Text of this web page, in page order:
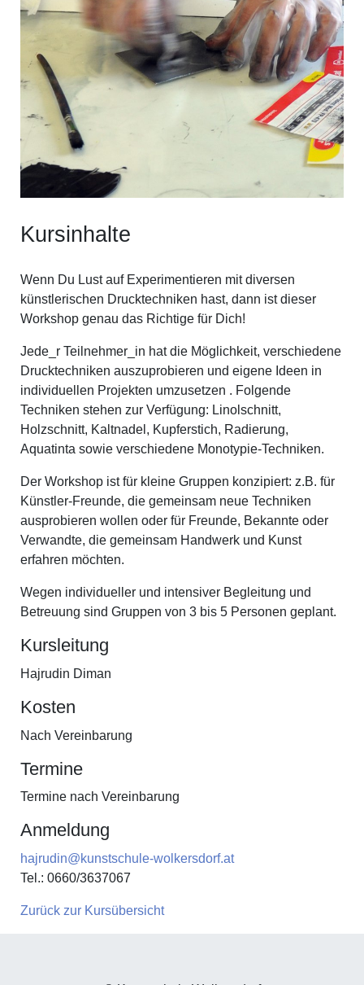
Kursinhalte
Wenn Du Lust auf Experimentieren mit diversen
künstlerischen Drucktechniken hast, dann ist dieser
Workshop genau das Richtige für Dich!
Jede_r Teilnehmer_in hat die Möglichkeit, verschiedene
Drucktechniken auszuprobieren und eigene Ideen in
individuellen Projekten umzusetzen . Folgende
Techniken stehen zur Verfügung: Linolschnitt,
Holzschnitt, Kaltnadel, Kupferstich, Radierung,
Aquatinta sowie verschiedene Monotypie-Techniken.
Der Workshop ist für kleine Gruppen konzipiert: z.B. für
Künstler-Freunde, die gemeinsam neue Techniken
ausprobieren wollen oder für Freunde, Bekannte oder
Verwandte, die gemeinsam Handwerk und Kunst
erfahren möchten.
Wegen individueller und intensiver Begleitung und
Betreuung sind Gruppen von 3 bis 5 Personen geplant.
Kursleitung
Hajrudin Diman
Kosten
Nach Vereinbarung
Termine
Termine nach Vereinbarung
Anmeldung
hajrudin@kunstschule-wolkersdorf.at
Tel.: 0660/3637067
Zurück zur Kursübersicht